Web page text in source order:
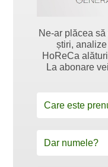
Ne-ar plăcea
știri,
HoReCa
La abonare